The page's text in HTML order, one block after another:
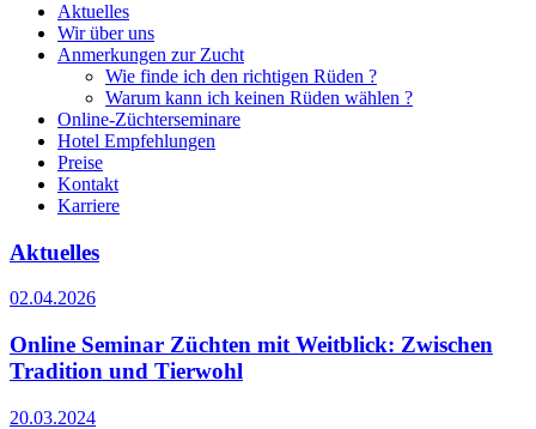
Aktuelles
Wir über uns
Anmerkungen zur Zucht
Wie finde ich den richtigen Rüden ?
Warum kann ich keinen Rüden wählen ?
Online-Züchterseminare
Hotel Empfehlungen
Preise
Kontakt
Karriere
Aktuelles
02.04.2026
Online Seminar Züchten mit Weitblick: Zwischen
Tradition und Tierwohl
20.03.2024